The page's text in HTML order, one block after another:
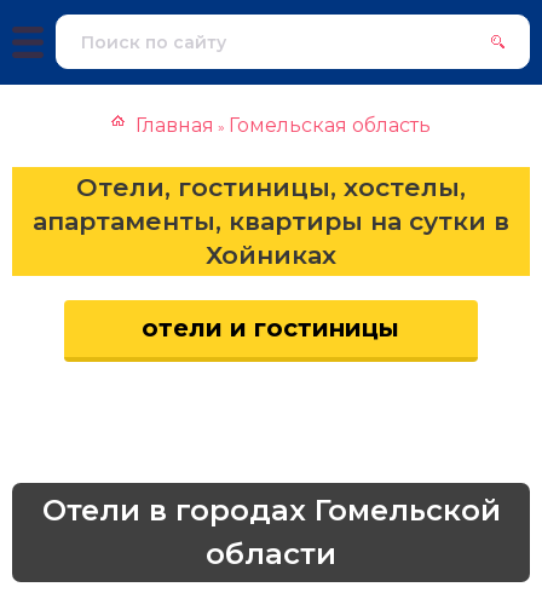
Главная » Гомельская область
Отели, гостиницы, хостелы,
апартаменты, квартиры на сутки в
Хойниках
отели и гостиницы
Отели в городах Гомельской
области